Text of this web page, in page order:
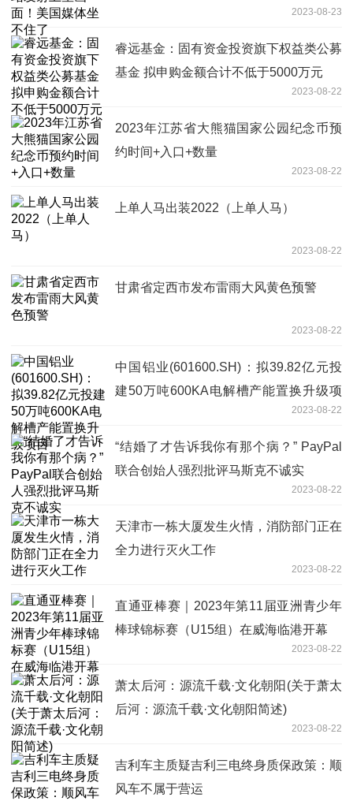
2023-08-23
睿远基金：固有资金投资旗下权益类公募
基金 拟申购金额合计不低于5000万元
2023-08-22
2023年江苏省大熊猫国家公园纪念币预
约时间+入口+数量
2023-08-22
上单人马出装2022（上单人马）
2023-08-22
甘肃省定西市发布雷雨大风黄色预警
2023-08-22
中国铝业(601600.SH)：拟39.82亿元投
建50万吨600KA电解槽产能置换升级项
2023-08-22
“结婚了才告诉我你有那个病？” PayPal
联合创始人强烈批评马斯克不诚实
2023-08-22
天津市一栋大厦发生火情，消防部门正在
全力进行灭火工作
2023-08-22
直通亚棒赛｜2023年第11届亚洲青少年
棒球锦标赛（U15组）在威海临港开幕
2023-08-22
萧太后河：源流千载·文化朝阳(关于萧太
后河：源流千载·文化朝阳简述)
2023-08-22
吉利车主质疑吉利三电终身质保政策：顺
风车不属于营运